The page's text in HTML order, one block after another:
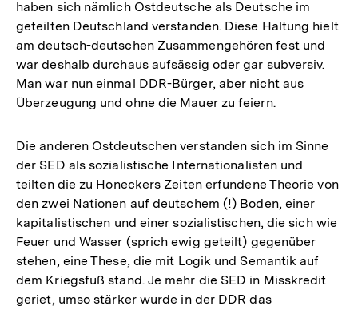
haben sich nämlich Ostdeutsche als Deutsche im
geteilten Deutschland verstanden. Diese Haltung hielt
am deutsch-deutschen Zusammengehören fest und
war deshalb durchaus aufsässig oder gar subversiv.
Man war nun einmal DDR-Bürger, aber nicht aus
Überzeugung und ohne die Mauer zu feiern.
Die anderen Ostdeutschen verstanden sich im Sinne
der SED als sozialistische Internationalisten und
teilten die zu Honeckers Zeiten erfundene Theorie von
den zwei Nationen auf deutschem (!) Boden, einer
kapitalistischen und einer sozialistischen, die sich wie
Feuer und Wasser (sprich ewig geteilt) gegenüber
stehen, eine These, die mit Logik und Semantik auf
dem Kriegsfuß stand. Je mehr die SED in Misskredit
geriet, umso stärker wurde in der DDR das